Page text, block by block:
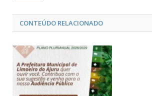
CONTEÚDO RELACIONADO